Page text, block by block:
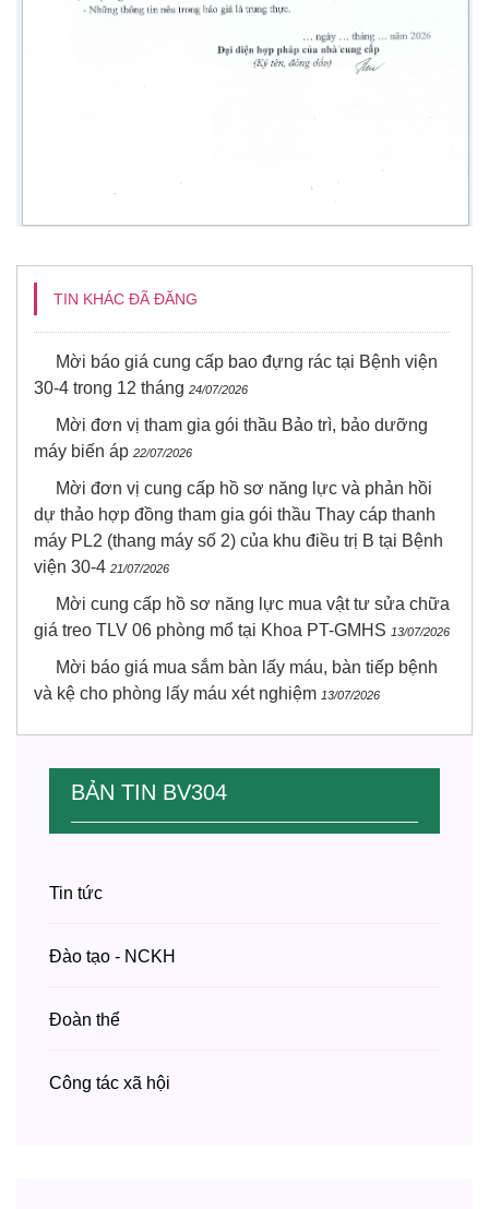
TIN KHÁC ĐÃ ĐĂNG
Mời báo giá cung cấp bao đựng rác tại Bệnh viện
30-4 trong 12 tháng 24/07/2026
Mời đơn vị tham gia gói thầu Bảo trì, bảo dưỡng
máy biến áp 22/07/2026
Mời đơn vị cung cấp hồ sơ năng lực và phản hồi
dự thảo hợp đồng tham gia gói thầu Thay cáp thanh
máy PL2 (thang máy số 2) của khu điều trị B tại Bệnh
viện 30-4 21/07/2026
Mời cung cấp hồ sơ năng lực mua vật tư sửa chữa
giá treo TLV 06 phòng mổ tại Khoa PT-GMHS 13/07/2026
Mời báo giá mua sắm bàn lấy máu, bàn tiếp bệnh
và kệ cho phòng lấy máu xét nghiệm 13/07/2026
BẢN TIN BV304
Tin tức
Đào tạo - NCKH
Đoàn thể
Công tác xã hội